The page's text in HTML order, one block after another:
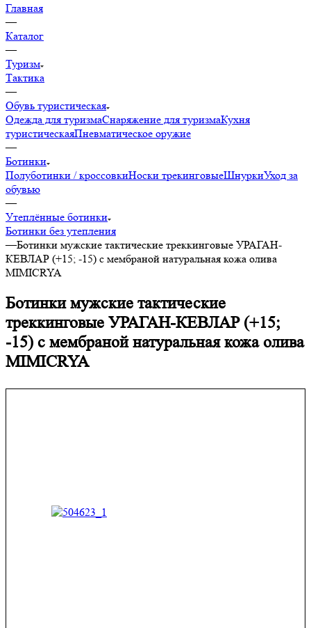
Главная
—
Каталог
—
Туризм
Тактика
—
Обувь туристическая
Одежда для туризмаСнаряжение для туризмаКухня
туристическаяПневматическое оружие
—
Ботинки
Полуботинки / кроссовкиНоски трекинговыеШнуркиУход за
обувью
—
Утеплённые ботинки
Ботинки без утепления
—Ботинки мужские тактические треккинговые УРАГАН-
КЕВЛАР (+15; -15) с мембраной натуральная кожа олива
MIMICRYA
Ботинки мужские тактические
треккинговые УРАГАН-КЕВЛАР (+15;
-15) с мембраной натуральная кожа олива
MIMICRYA